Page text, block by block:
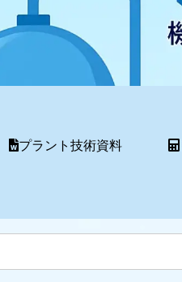
プラント技術資料